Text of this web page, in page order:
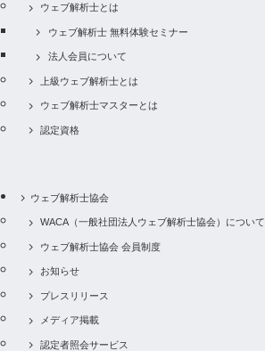
ウェブ解析士とは
ウェブ解析士 無料体験セミナー
法人会員について
上級ウェブ解析士とは
ウェブ解析士マスターとは
認定資格
ウェブ解析士協会
WACA（一般社団法人ウェブ解析士協会）について
ウェブ解析士協会 会員制度
お知らせ
プレスリリース
メディア掲載
認定者照会サービス